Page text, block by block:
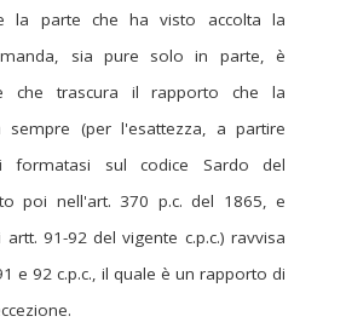
la parte che ha visto accolta la
sia pure solo in parte, è
che trascura il rapporto che la
sempre (per l'esattezza, a partire
formatasi sul codice Sardo del
poi nell'art. 370 p.c. del 1865, e
91-92 del vigente c.p.c.) ravvisa
e 92 c.p.c., il quale è un rapporto di